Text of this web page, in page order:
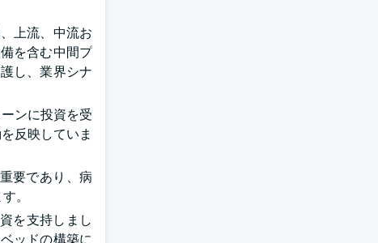
上流、中流お
を含む中間プ
し、業界シナ
ンに投資を受
反映していま
要であり、病
。
を支持しまし
ッドの構築に